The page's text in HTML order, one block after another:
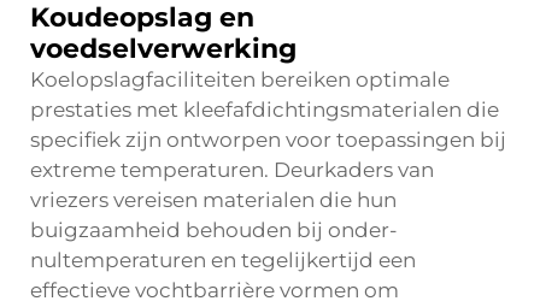
Koudeopslag en
voedselverwerking
Koelopslagfaciliteiten bereiken optimale
prestaties met kleefafdichtingsmaterialen die
specifiek zijn ontworpen voor toepassingen bij
extreme temperaturen. Deurkaders van
vriezers vereisen materialen die hun
buigzaamheid behouden bij onder-
nultemperaturen en tegelijkertijd een
effectieve vochtbarrière vormen om